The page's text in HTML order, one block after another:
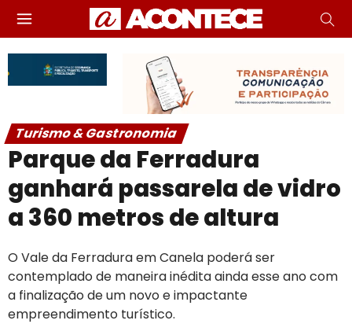
Turismo & Gastronomia
Parque da Ferradura
ganhará passarela de vidro
a 360 metros de altura
O Vale da Ferradura em Canela poderá ser
contemplado de maneira inédita ainda esse ano com
a finalização de um novo e impactante
empreendimento turístico.